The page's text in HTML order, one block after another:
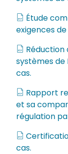
Étude
exigences de
Réduction
systèmes de
cas.
Rapport
et sa
régulation
cas.